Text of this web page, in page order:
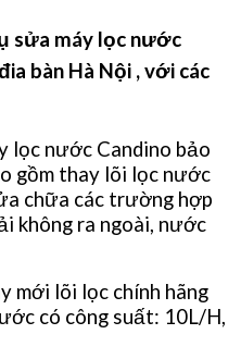
sửa máy lọc nước
bàn Hà Nội , với các
lọc nước Candino bảo
gồm thay lõi lọc nước
chữa các trường hợp
không ra ngoài, nước
mới lõi lọc chính hãng
có công suất: 10L/H,